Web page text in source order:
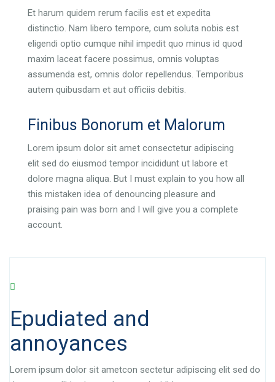
Et harum quidem rerum facilis est et expedita
distinctio. Nam libero tempore, cum soluta nobis est
eligendi optio cumque nihil impedit quo minus id quod
maxim laceat facere possimus, omnis voluptas
assumenda est, omnis dolor repellendus. Temporibus
autem quibusdam et aut officiis debitis.
Finibus Bonorum et Malorum
Lorem ipsum dolor sit amet consectetur adipiscing
elit sed do eiusmod tempor incididunt ut labore et
dolore magna aliqua. But I must explain to you how all
this mistaken idea of denouncing pleasure and
praising pain was born and I will give you a complete
account.
Epudiated and
annoyances
Lorem ipsum dolor sit ametcon sectetur adipiscing elit sed do